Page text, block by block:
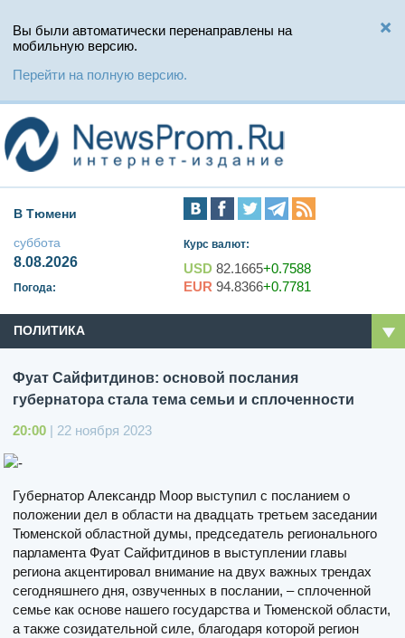
Вы были автоматически перенаправлены на
мобильную версию.
Перейти на полную версию.
В Тюмени
суббота
8.08.2026
Погода:
Курс валют:
USD 82.1665+0.7588
EUR 94.8366+0.7781
ПОЛИТИКА
Фуат Сайфитдинов: основой послания
губернатора стала тема семьи и сплоченности
20:00 | 22 ноября 2023
Губернатор Александр Моор выступил с посланием о
положении дел в области на двадцать третьем заседании
Тюменской областной думы, председатель регионального
парламента Фуат Сайфитдинов в выступлении главы
региона акцентировал внимание на двух важных трендах
сегодняшнего дня, озвученных в послании, – сплоченной
семье как основе нашего государства и Тюменской области,
а также созидательной силе, благодаря которой регион